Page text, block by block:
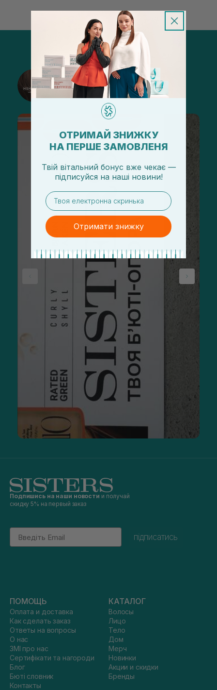
@sisters_stelmakh в Instagram
Подписаться
Подпишись на наши новости и получай
скидку 5% на первый заказ
Email
підписатись
ПОМОЩЬ
Оплата и доставка
Как сделать заказ
Ответы на вопросы
О нас
ЗМІ про нас
Сертифікати та нагороди
Блог
Бюті словник
Контакты
КАТАЛОГ
Волосы
Лицо
Тело
Дом
Мерч
Новинки
Акции и скидки
Бренды
ОТРИМАЙ ЗНИЖКУ
НА ПЕРШЕ ЗАМОВЛЕНЯ
Твій вітальний бонус вже чекає —
підписуйся на наші новини!
email
Отримати знижку